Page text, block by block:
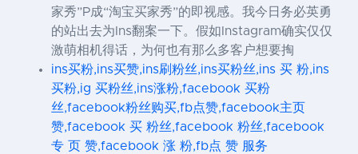
家秀”P成“淘宝买家秀”的即视感。我今日务必英勇
的站出去为Ins翻案一下。假如Instagram确实仅仅
激萌相机得话，为何也有那么多客户想要掏
ins买粉,ins买赞,ins刷粉丝,ins买粉丝,ins 买 粉,ins
买粉,ig 买粉丝,ins涨粉,facebook 买粉
丝,facebook粉丝购买,fb点赞,facebook主页
赞,facebook 买 粉丝,facebook 粉丝,facebook
专 页 赞,facebook 涨 粉,fb点 赞 服务